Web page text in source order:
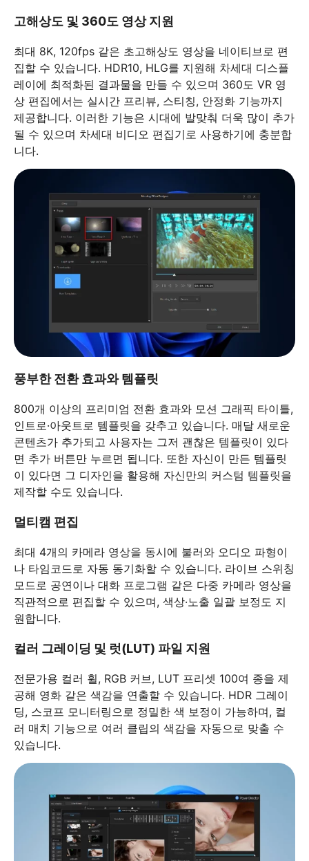
고해상도 및 360도 영상 지원
최대 8K, 120fps 같은 초고해상도 영상을 네이티브로 편
집할 수 있습니다. HDR10, HLG를 지원해 차세대 디스플
레이에 최적화된 결과물을 만들 수 있으며 360도 VR 영
상 편집에서는 실시간 프리뷰, 스티칭, 안정화 기능까지
제공합니다. 이러한 기능은 시대에 발맞춰 더욱 많이 추가
될 수 있으며 차세대 비디오 편집기로 사용하기에 충분합
니다.
풍부한 전환 효과와 템플릿
800개 이상의 프리미엄 전환 효과와 모션 그래픽 타이틀,
인트로·아웃트로 템플릿을 갖추고 있습니다. 매달 새로운
콘텐츠가 추가되고 사용자는 그저 괜찮은 템플릿이 있다
면 추가 버튼만 누르면 됩니다. 또한 자신이 만든 템플릿
이 있다면 그 디자인을 활용해 자신만의 커스텀 템플릿을
제작할 수도 있습니다.
멀티캠 편집
최대 4개의 카메라 영상을 동시에 불러와 오디오 파형이
나 타임코드로 자동 동기화할 수 있습니다. 라이브 스위칭
모드로 공연이나 대화 프로그램 같은 다중 카메라 영상을
직관적으로 편집할 수 있으며, 색상·노출 일괄 보정도 지
원합니다.
컬러 그레이딩 및 럿(LUT) 파일 지원
전문가용 컬러 휠, RGB 커브, LUT 프리셋 100여 종을 제
공해 영화 같은 색감을 연출할 수 있습니다. HDR 그레이
딩, 스코프 모니터링으로 정밀한 색 보정이 가능하며, 컬
러 매치 기능으로 여러 클립의 색감을 자동으로 맞출 수
있습니다.